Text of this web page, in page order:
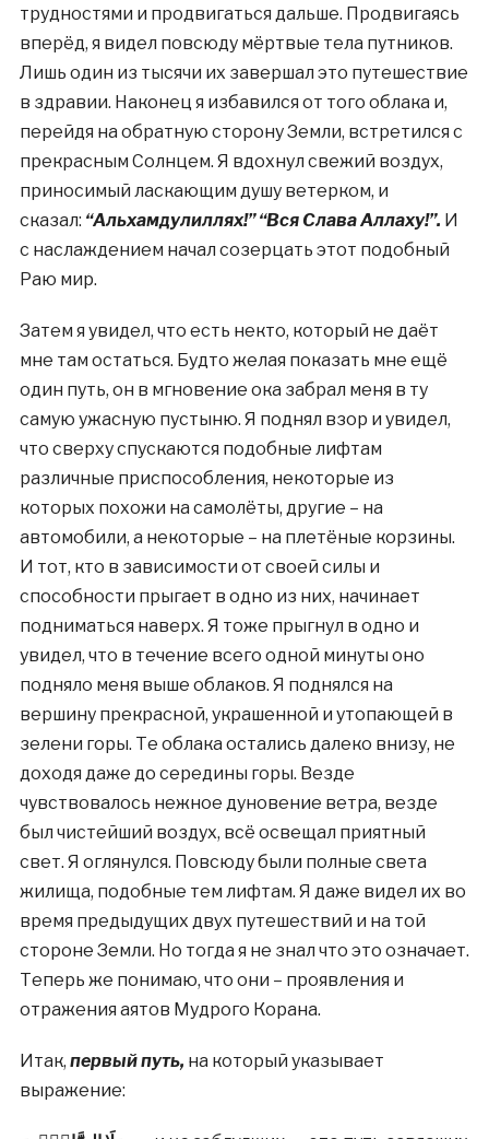
трудностями и продвигаться дальше. Продвигаясь
вперёд, я видел повсюду мёртвые тела путников.
Лишь один из тысячи их завершал это путешествие
в здравии. Наконец я избавился от того облака и,
перейдя на обратную сторону Земли, встретился с
прекрасным Солнцем. Я вдохнул свежий воздух,
приносимый ласкающим душу ветерком, и
сказал: “Альхамдулиллях!” “Вся Слава Аллаху!”. И
с наслаждением начал созерцать этот подобный
Раю мир.
Затем я увидел, что есть некто, который не даёт
мне там остаться. Будто желая показать мне ещё
один путь, он в мгновение ока забрал меня в ту
самую ужасную пустыню. Я поднял взор и увидел,
что сверху спускаются подобные лифтам
различные приспособления, некоторые из
которых похожи на самолёты, другие – на
автомобили, а некоторые – на плетёные корзины.
И тот, кто в зависимости от своей силы и
способности прыгает в одно из них, начинает
подниматься наверх. Я тоже прыгнул в одно и
увидел, что в течение всего одной минуты оно
подняло меня выше облаков. Я поднялся на
вершину прекрасной, украшенной и утопающей в
зелени горы. Те облака остались далеко внизу, не
доходя даже до середины горы. Везде
чувствовалось нежное дуновение ветра, везде
был чистейший воздух, всё освещал приятный
свет. Я оглянулся. Повсюду были полные света
жилища, подобные тем лифтам. Я даже видел их во
время предыдущих двух путешествий и на той
стороне Земли. Но тогда я не знал что это означает.
Теперь же понимаю, что они – проявления и
отражения аятов Мудрого Корана.
Итак, первый путь, на который указывает
выражение: